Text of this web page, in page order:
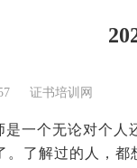
证书培训网
是一个无论对个人
。了解过的人，